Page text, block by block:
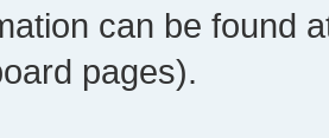
can be found
pages).